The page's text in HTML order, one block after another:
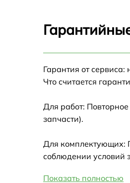
Замена стекла с
Установка
Гарантия от
Что считается
Для работ:
запчасти).
Для комплектующих:
соблюдении условий
Показать полностью